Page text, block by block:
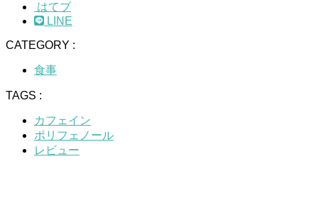
はてブ
LINE
CATEGORY :
食事
TAGS :
カフェイン
ポリフェノール
レビュー